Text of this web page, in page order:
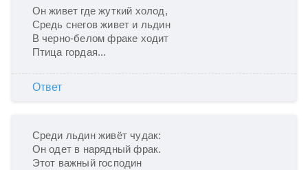
Он живет где жуткий холод,
Средь снегов живет и льдин
В черно-белом фраке ходит
Птица гордая...
Ответ
Среди льдин живёт чудак:
Он одет в нарядный фрак.
Этот важный господин